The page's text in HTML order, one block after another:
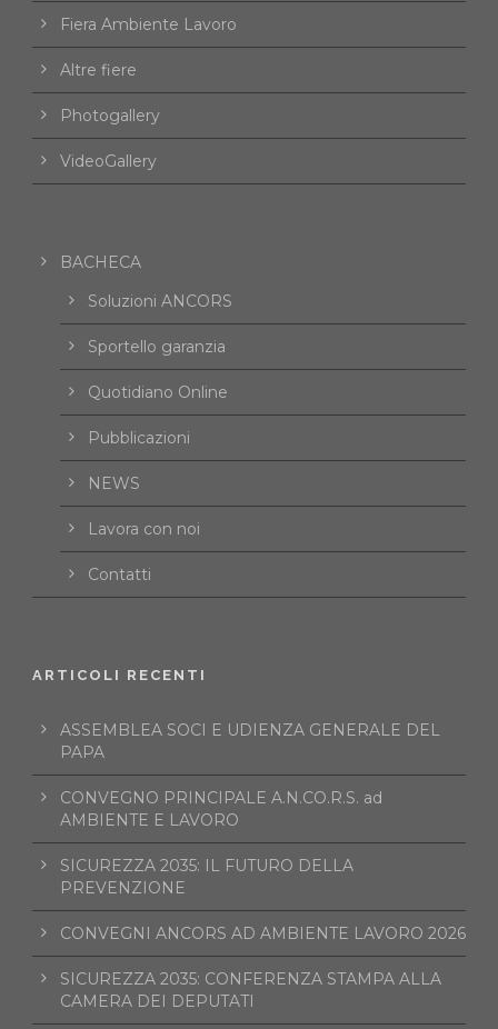
Fiera Ambiente Lavoro
Altre fiere
Photogallery
VideoGallery
BACHECA
Soluzioni ANCORS
Sportello garanzia
Quotidiano Online
Pubblicazioni
NEWS
Lavora con noi
Contatti
ARTICOLI RECENTI
ASSEMBLEA SOCI E UDIENZA GENERALE DEL
PAPA
CONVEGNO PRINCIPALE A.N.CO.R.S. ad
AMBIENTE E LAVORO
SICUREZZA 2035: IL FUTURO DELLA
PREVENZIONE
CONVEGNI ANCORS AD AMBIENTE LAVORO 2026
SICUREZZA 2035: CONFERENZA STAMPA ALLA
CAMERA DEI DEPUTATI